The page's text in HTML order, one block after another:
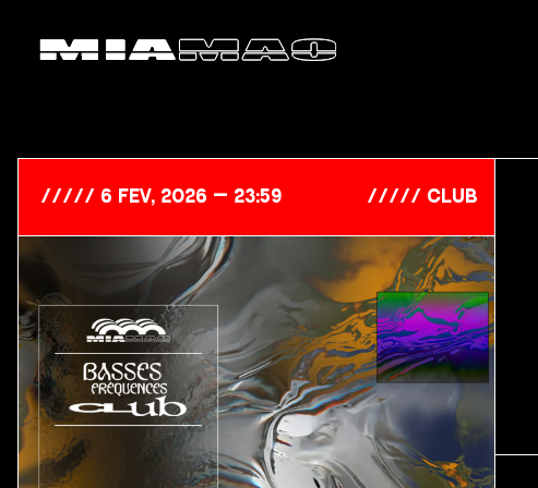
6 Fév, 2026 — 23:59 club